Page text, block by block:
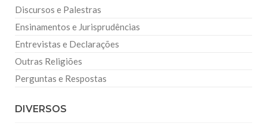
Discursos e Palestras
Ensinamentos e Jurisprudências
Entrevistas e Declarações
Outras Religiões
Perguntas e Respostas
DIVERSOS